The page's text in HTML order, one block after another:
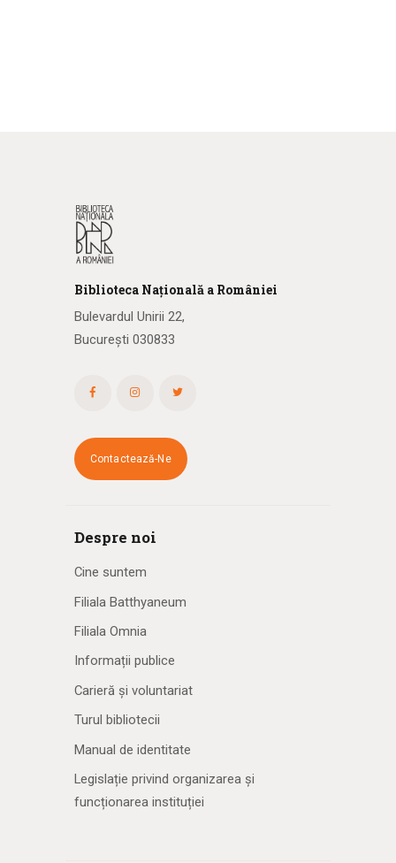
Biblioteca Națională a României
Bulevardul Unirii 22,
București 030833
Contactează-Ne
Despre noi
Cine suntem
Filiala Batthyaneum
Filiala Omnia
Informații publice
Carieră și voluntariat
Turul bibliotecii
Manual de identitate
Legislație privind organizarea și
funcționarea instituției